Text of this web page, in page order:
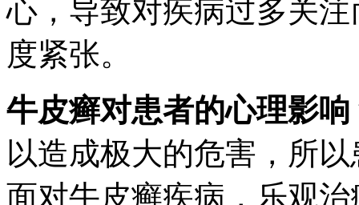
心，导致对疾病过多关
度紧张。
牛皮癣对患者的心理影响
以造成极大的危害，所
面对牛皮癣疾病，乐观